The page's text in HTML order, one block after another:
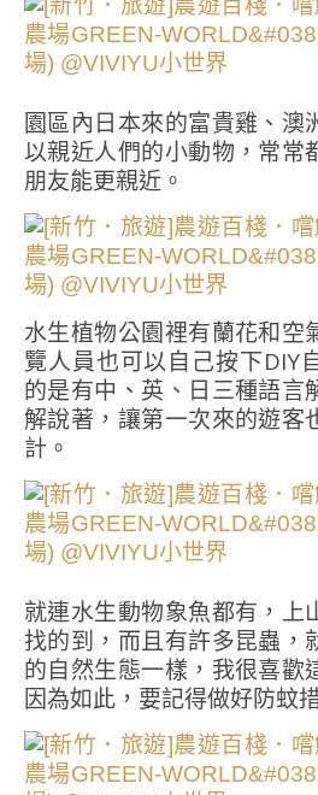
園區內日本來的富貴雞、澳
以親近人們的小動物，常常
朋友能更親近。
水生植物公園裡有蘭花和空
覽人員也可以自己按下DIY
的是有中、英、日三種語言
解說著，讓第一次來的遊客
計。
就連水生動物象魚都有，上
找的到，而且有許多昆蟲，
的自然生態一樣，我很喜歡
因為如此，要記得做好防蚊